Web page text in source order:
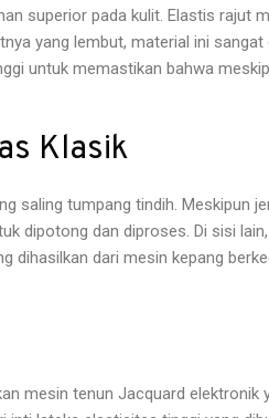
superior pada kulit. Elastis rajut
yang lembut, material ini
untuk memastikan bahwa
Klasik
saling tumpang tindih. Meskipun
dipotong dan diproses. Di sisi
dihasilkan dari mesin kepang
mesin tenun Jacquard